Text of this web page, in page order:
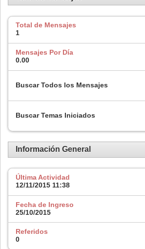
Total de Mensajes
1
Mensajes Por Día
0.00
Buscar Todos los Mensajes
Buscar Temas Iniciados
Información General
Última Actividad
12/11/2015 11:38
Fecha de Ingreso
25/10/2015
Referidos
0